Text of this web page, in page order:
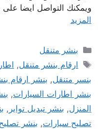
ويمكنك التواصل ايضا
المزيد
التصنيفات
بنشر متنقل
الوسوم
ارقام بنشر متنقل,
بنسر متنقل, بنشر ارقام
بنشر اطارات السيارات,
المنزل, بنشر تبديل تواير ,
تصليح سيارات, بنشر